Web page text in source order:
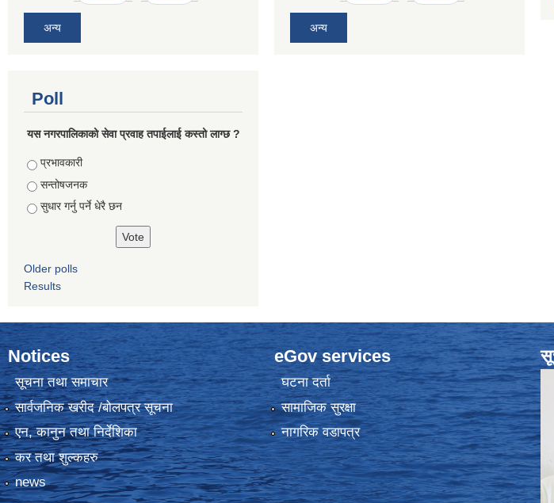
अन्य अन्य
Poll
यस नगरपालिकाको सेवा प्रवाह तपाईलाई कस्तो लाग्छ ?
Choices
प्रभावकारी
सन्तोषजनक
सुधार गर्नु पर्ने धेरै छन
Older polls
Results
Notices
सूचना तथा समाचार
सार्वजनिक खरीद /बोलपत्र सूचना
एन, कानुन तथा निर्देशिका
कर तथा शुल्कहरु
news
eGov services
घटना दर्ता
सामाजिक सुरक्षा
नागरिक वडापत्र